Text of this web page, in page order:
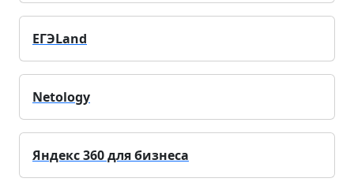
ЕГЭLand
Netology
Яндекс 360 для бизнеса